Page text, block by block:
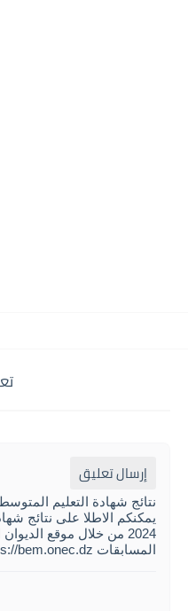
إرسال تعليق
نتائج شهادة التعليم المتوسط
يمكنكم الاطلا على نتائج
2024 من خلال موقع
المسابقات https://bem.onec.dz/